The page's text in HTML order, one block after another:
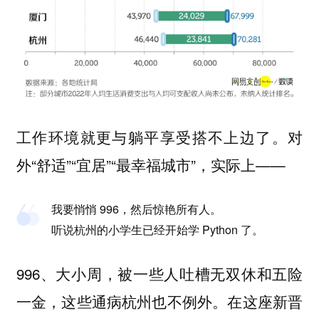
工作环境就更与躺平享受搭不上边了。对
外“舒适”“宜居”“最幸福城市”，实际上——
我要悄悄 996，然后惊艳所有人。
听说杭州的小学生已经开始学 Python 了。
996、大小周，被一些人吐槽无双休和五险
一金，这些通病杭州也不例外。在这座新晋